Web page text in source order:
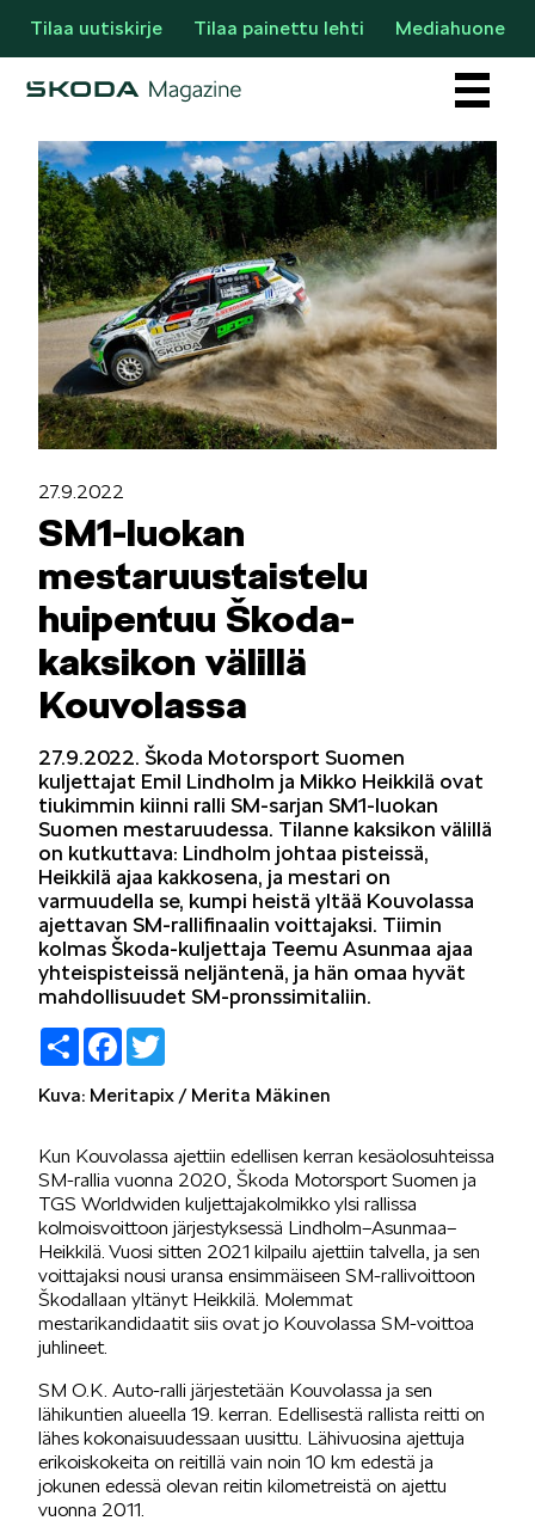
Tilaa uutiskirje Tilaa painettu lehti Mediahuone
Osastot
AJANKOHTAISTA & UUTTA
LIFESTYLE
ŠKODA SPONSOROI
SIMPLY CLEVER
KOEAJOSSA
KAASUAUTOT
27.9.2022
SM1-luokan
mestaruustaistelu
huipentuu Škoda-
kaksikon välillä
Kouvolassa
27.9.2022. Škoda Motorsport Suomen
kuljettajat Emil Lindholm ja Mikko Heikkilä ovat
tiukimmin kiinni ralli SM-sarjan SM1-luokan
Suomen mestaruudessa. Tilanne kaksikon välillä
on kutkuttava: Lindholm johtaa pisteissä,
Heikkilä ajaa kakkosena, ja mestari on
varmuudella se, kumpi heistä yltää Kouvolassa
ajettavan SM-rallifinaalin voittajaksi. Tiimin
kolmas Škoda-kuljettaja Teemu Asunmaa ajaa
yhteispisteissä neljäntenä, ja hän omaa hyvät
mahdollisuudet SM-pronssimitaliin.
Share Facebook
Kuva: Meritapix / Merita Mäkinen
Kun Kouvolassa ajettiin edellisen kerran kesäolosuhteissa
SM-rallia vuonna 2020, Škoda Motorsport Suomen ja
TGS Worldwiden kuljettajakolmikko ylsi rallissa
kolmoisvoittoon järjestyksessä Lindholm–Asunmaa–
Heikkilä. Vuosi sitten 2021 kilpailu ajettiin talvella, ja sen
voittajaksi nousi uransa ensimmäiseen SM-rallivoittoon
Škodallaan yltänyt Heikkilä. Molemmat
mestarikandidaatit siis ovat jo Kouvolassa SM-voittoa
juhlineet.
SM O.K. Auto-ralli järjestetään Kouvolassa ja sen
lähikuntien alueella 19. kerran. Edellisestä rallista reitti on
lähes kokonaisuudessaan uusittu. Lähivuosina ajettuja
erikoiskokeita on reitillä vain noin 10 km edestä ja
jokunen edessä olevan reitin kilometreistä on ajettu
vuonna 2011.